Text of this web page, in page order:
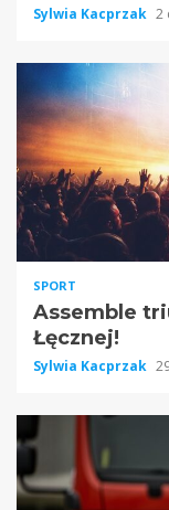
Sylwia Kacprzak 2
SPORT
Assemble
Łęcznej!
Sylwia Kacprzak